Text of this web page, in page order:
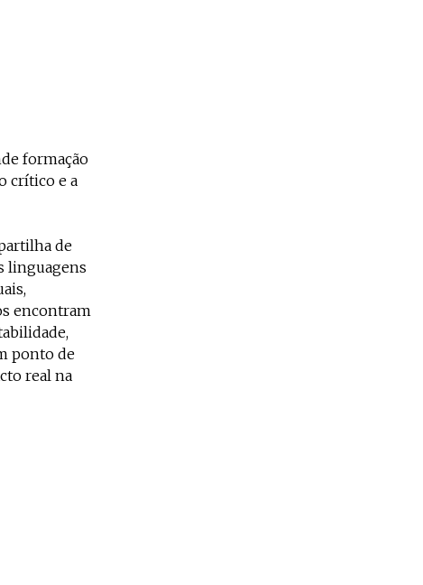
formação
crítico e a
de
linguagens
encontram
ponto de
real na